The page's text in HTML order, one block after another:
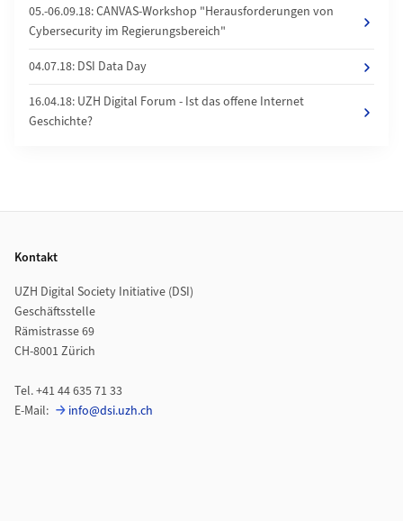
05.-06.09.18: CANVAS-Workshop "Herausforderungen von
Cybersecurity im Regierungsbereich"
04.07.18: DSI Data Day
16.04.18: UZH Digital Forum - Ist das offene Internet
Geschichte?
Kontakt
UZH Digital Society Initiative (DSI)
Geschäftsstelle
Rämistrasse 69
CH-8001 Zürich
Tel. +41 44 635 71 33
E-Mail:
info@dsi.uzh.ch